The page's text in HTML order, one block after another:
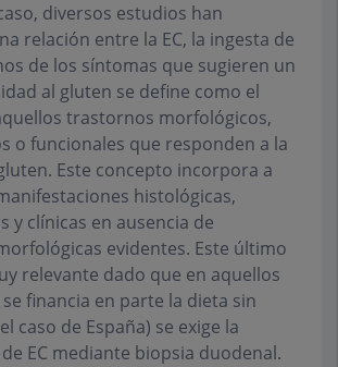
diversos estudios han
relación entre la EC, la ingesta de
de los síntomas que sugieren un
al gluten se define como el
trastornos morfológicos,
o funcionales que responden a la
Este concepto incorpora a
histológicas,
y clínicas en ausencia de
evidentes. Este último
relevante dado que en aquellos
financia en parte la dieta sin
caso de España) se exige la
EC mediante biopsia duodenal.